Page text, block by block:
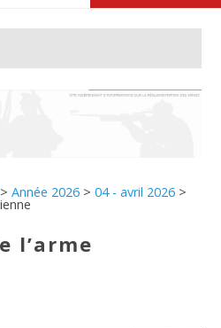
>Année 2026 >04 - avril 2026 >
l’arme